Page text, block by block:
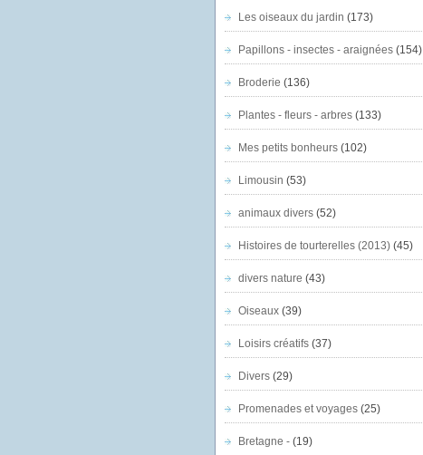
Les oiseaux du jardin (173)
Papillons - insectes - araignées(154)
Broderie (136)
Plantes - fleurs - arbres(133)
Mes petits bonheurs(102)
Limousin (53)
animaux divers(52)
Histoires de tourterelles (2013)(45)
divers nature (43)
Oiseaux(39)
Loisirs créatifs(37)
Divers(29)
Promenades et voyages(25)
Bretagne -(19)